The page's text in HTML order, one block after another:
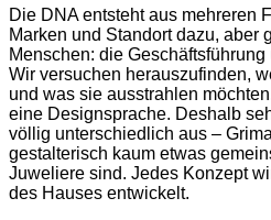
Die DNA entsteht aus mehreren
Marken und Standort dazu, aber
Menschen: die
Wir versuchen herauszufinden,
und was sie ausstrahlen
eine Designsprache. Deshalb
völlig unterschiedlich aus –
gestalterisch kaum etwas
Juweliere sind. Jedes Konzept
des Hauses entwickelt.